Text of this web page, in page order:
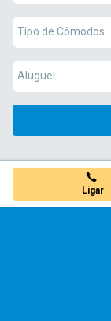
Tipo de Cômodos
Aluguel
Ligar